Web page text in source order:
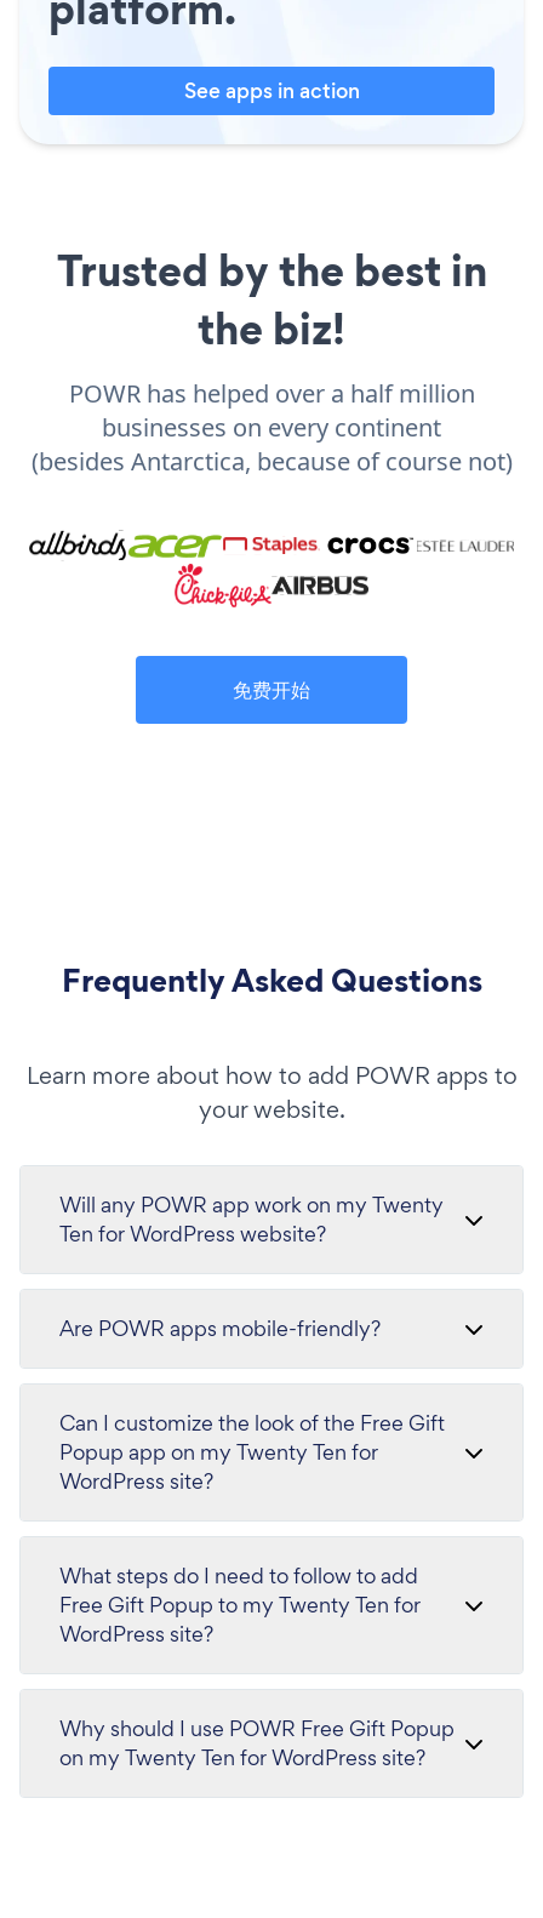
See apps in action
Trusted by the best in
the biz!
POWR has helped over a half million
businesses on every continent
(besides Antarctica, because of course not)
免费开始
Frequently Asked Questions
Learn more about how to add POWR apps to
your website.
Will any POWR app work on my Twenty
Ten for WordPress website?
Are POWR apps mobile-friendly?
Can I customize the look of the Free Gift
Popup app on my Twenty Ten for
WordPress site?
What steps do I need to follow to add
Free Gift Popup to my Twenty Ten for
WordPress site?
Why should I use POWR Free Gift Popup
on my Twenty Ten for WordPress site?